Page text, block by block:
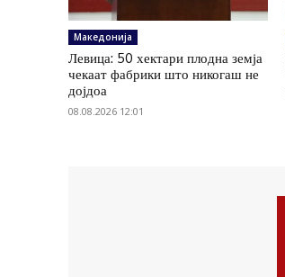
Македонија
Левица: 50 хектари плодна земја
чекаат фабрики што никогаш не
дојдоа
08.08.2026 12:01